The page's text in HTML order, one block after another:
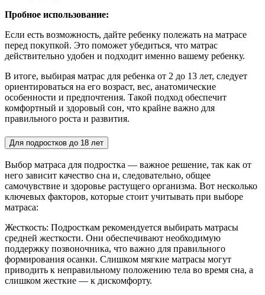
Пробное использование:
Если есть возможность, дайте ребенку полежать на матрасе
перед покупкой. Это поможет убедиться, что матрас
действительно удобен и подходит именно вашему ребенку.
В итоге, выбирая матрас для ребенка от 2 до 13 лет, следует
ориентироваться на его возраст, вес, анатомические
особенности и предпочтения. Такой подход обеспечит
комфортный и здоровый сон, что крайне важно для
правильного роста и развития.
Для подростков до 18 лет
Выбор матраса для подростка — важное решение, так как от
него зависит качество сна и, следовательно, общее
самочувствие и здоровье растущего организма. Вот несколько
ключевых факторов, которые стоит учитывать при выборе
матраса:
Жесткость: Подросткам рекомендуется выбирать матрасы
средней жесткости. Они обеспечивают необходимую
поддержку позвоночника, что важно для правильного
формирования осанки. Слишком мягкие матрасы могут
приводить к неправильному положению тела во время сна, а
слишком жесткие — к дискомфорту.